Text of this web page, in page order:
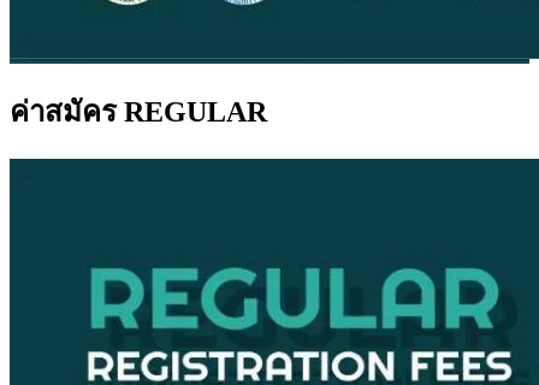
ค่าสมัคร REGULAR